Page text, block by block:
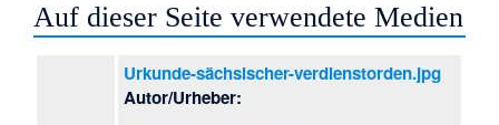
Auf dieser Seite verwendete Medien
Urkunde-sächsischer-verdienstorden.jpg
Autor/Urheber: